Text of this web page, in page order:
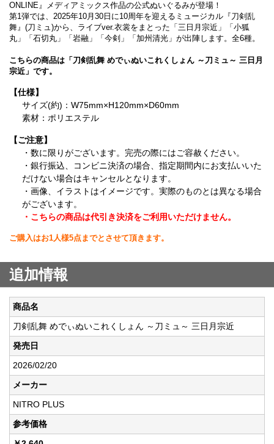
ONLINE』メディアミックス作品の公式ぬいぐるみが登場！
第1弾では、2025年10月30日に10周年を迎えるミュージカル『刀剣乱
舞』(刀ミュ)から、ライブver.衣裳をまとった「三日月宗近」「小狐
丸」「石切丸」「岩融」「今剣」「加州清光」が出陣します。全6種。
こちらの商品は「刀剣乱舞 めでぃぬいこれくしょん ～刀ミュ～ 三日月
宗近」です。
【仕様】
サイズ(約)：W75mm×H120mm×D60mm
素材：ポリエステル
【ご注意】
・数に限りがございます。完売の際にはご容赦ください。
・銀行振込、コンビニ決済の場合、指定期間内にお支払いいた
だけない場合はキャンセルとなります。
・画像、イラストはイメージです。実際のものとは異なる場合
がございます。
・こちらの商品は代引き決済をご利用いただけません。
ご購入はお1人様5点までとさせて頂きます。
追加情報
商品名
刀剣乱舞 めでぃぬいこれくしょん ～刀ミュ～ 三日月宗近
発売日
2026/02/20
メーカー
NITRO PLUS
参考価格